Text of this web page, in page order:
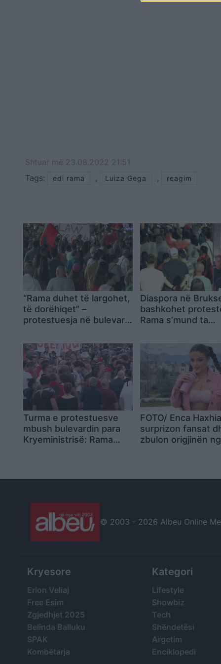
Shtuar më 23.08.2022 21:51
Tags:
edi rama , Luiza Gega , reagim
“Rama duhet të largohet,
të dorëhiqet” –
protestuesja në bulevard:
tij, nuk e duam më
Diaspora në
bashkohet
Rama s’mund ta
tërë
Turma e protestuesve
mbush bulevardin para
Kryeministrisë: Rama
FOTO/ Enca Haxhia
surprizon fansat
zbulon origjinën
© 2003 - 2026 Albeu Online
Kryesore
Erion Veliaj
Free Esim
Zgjedhjet 2025
Belinda Balluku
SPAK
Kombëtarja
Kategori
Lifestyle
Showbiz
Tech
Shëndetësi
Argetim
Enciklopedi